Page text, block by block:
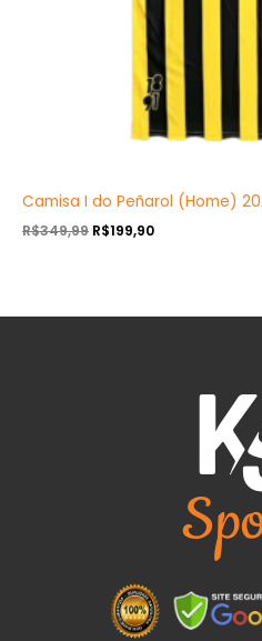
Camisa I do Peñarol (Home)
R$349,99 R$199,90